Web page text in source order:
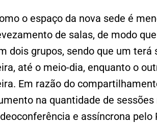
o espaço da nova sede é
de salas, de modo
dois grupos, sendo que um
até o meio-dia, enquanto o
Em razão do
na quantidade de
e assíncrona pelo